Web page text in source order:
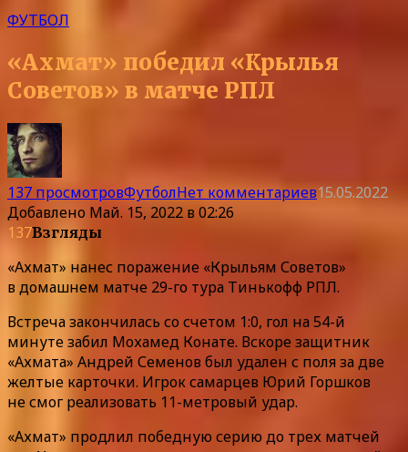
ФУТБОЛ
«Ахмат» победил «Крылья
Советов» в матче РПЛ
137 просмотровФутболНет комментариев15.05.2022
Добавлено Май. 15, 2022 в 02:26
137Взгляды
«Ахмат» нанес поражение «Крыльям Советов»
в домашнем матче 29-го тура Тинькофф РПЛ.
Встреча закончилась со счетом 1:0, гол на 54-й
минуте забил Мохамед Конате. Вскоре защитник
«Ахмата» Андрей Семенов был удален с поля за две
желтые карточки. Игрок самарцев Юрий Горшков
не смог реализовать 11-метровый удар.
«Ахмат» продлил победную серию до трех матчей